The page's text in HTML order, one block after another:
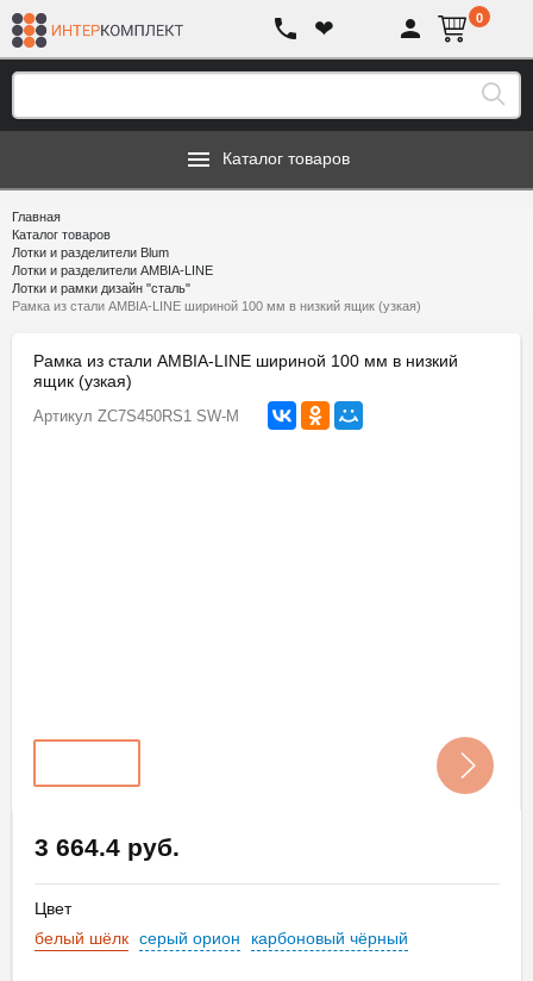
❤ 0
Каталог товаров
Главная
Каталог товаров
Лотки и разделители Blum
Лотки и разделители AMBIA-LINE
Лотки и рамки дизайн "сталь"
Рамка из стали AMBIA-LINE шириной 100 мм в низкий ящик (узкая)
Рамка из стали AMBIA-LINE шириной 100 мм в низкий
ящик (узкая)
Артикул ZC7S450RS1 SW-M
3 664.4 руб.
Цвет
белый шёлк серый орион карбоновый чёрный